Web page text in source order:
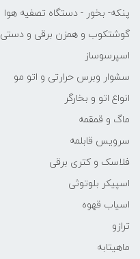
پنکه- بخور - دستگاه تصفیه هوا
گوشتکوب و همزن برقی و دستی
اسپرسوساز
سشوار وبرس حرارتی و اتو مو
انواع اتو و بخارگر
ماگ و قمقمه
سرویس قابلمه
فلاسک و کتری برقی
اسپیکر بلوتوثی
اسیاب قهوه
ترازو
ماهیتابه